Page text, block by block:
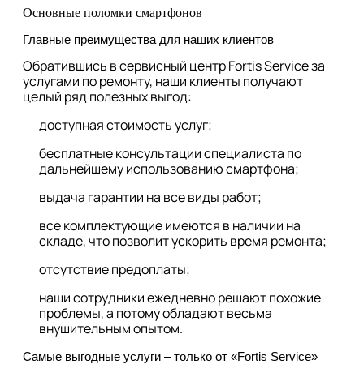
Основные поломки смартфонов
Главные преимущества для наших клиентов
Обратившись в сервисный центр Fortis Service за
услугами по ремонту, наши клиенты получают
целый ряд полезных выгод:
доступная стоимость услуг;
бесплатные консультации специалиста по
дальнейшему использованию смартфона;
выдача гарантии на все виды работ;
все комплектующие имеются в наличии на
складе, что позволит ускорить время ремонта;
отсутствие предоплаты;
наши сотрудники ежедневно решают похожие
проблемы, а потому обладают весьма
внушительным опытом.
Самые выгодные услуги – только от «Fortis Service»